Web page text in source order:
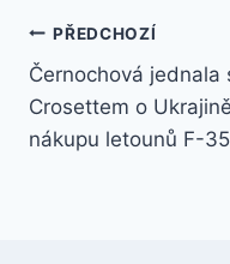
Navigace
pro
příspěvek
PŘEDCHOZÍ
Černochová jednala
Crosettem o
nákupu letounů F-35